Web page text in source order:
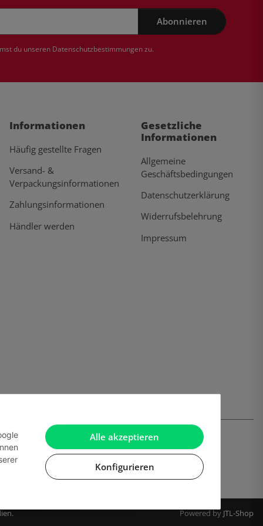
Alle akzeptieren
Konfigurieren
Abonnieren
du unseren Datenschutzbestimmungenzu.
Informationen
Häufig gestellte Fragen
Versand- &
Verpackungsinformationen
Zahlungsinformationen
Händler werden
Gesetzliche
Informationen
Allgemeine
Geschäftsbedingungen
Datenschutzerklärung
Widerrufsbelehrung
Impressum
Powered by JTL-Shop